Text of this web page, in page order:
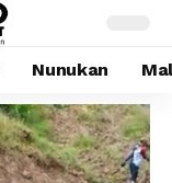
Nunukan